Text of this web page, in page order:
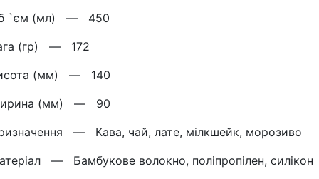
`єм (мл) — 450
(гр) — 172
(мм) — 140
(мм) — 90
— Кава, чай, лате, мілкшейк, морозиво
— Бамбукове волокно, поліпропілен, силікон